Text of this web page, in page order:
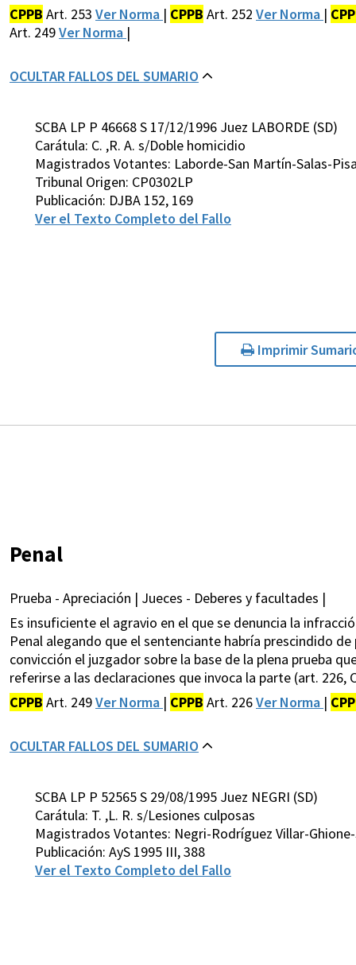
CPPB Art. 253 Ver Norma | CPPB Art. 252 Ver Norma |
Art. 249Ver Norma |
OCULTAR FALLOS DEL SUMARIO
SCBA LP P 46668 S 17/12/1996 Juez LABORDE (SD)
Carátula: C. ,R. A. s/Doble homicidio
Magistrados Votantes: Laborde-San Martín-Salas-
Tribunal Origen: CP0302LP
Publicación: DJBA 152, 169
Ver el Texto Completo del Fallo
Imprimir
Penal
Prueba - Apreciación | Jueces - Deberes y facultades |
Es insuficiente el agravio en el que se denuncia la
Penal alegando que el sentenciante habría prescindido
convicción el juzgador sobre la base de la plena prueba
referirse a las declaraciones que invoca la parte (art. 226,
CPPB Art. 249Ver Norma | CPPB Art. 226Ver Norma |
OCULTAR FALLOS DEL SUMARIO
SCBA LP P 52565 S 29/08/1995 Juez NEGRI (SD)
Carátula: T. ,L. R. s/Lesiones culposas
Magistrados Votantes: Negri-Rodríguez Villar-
Publicación: AyS 1995 III, 388
Ver el Texto Completo del Fallo